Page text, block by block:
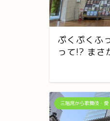
ぷくぷくふ
って!? まさ
三階席から歌舞伎・愛